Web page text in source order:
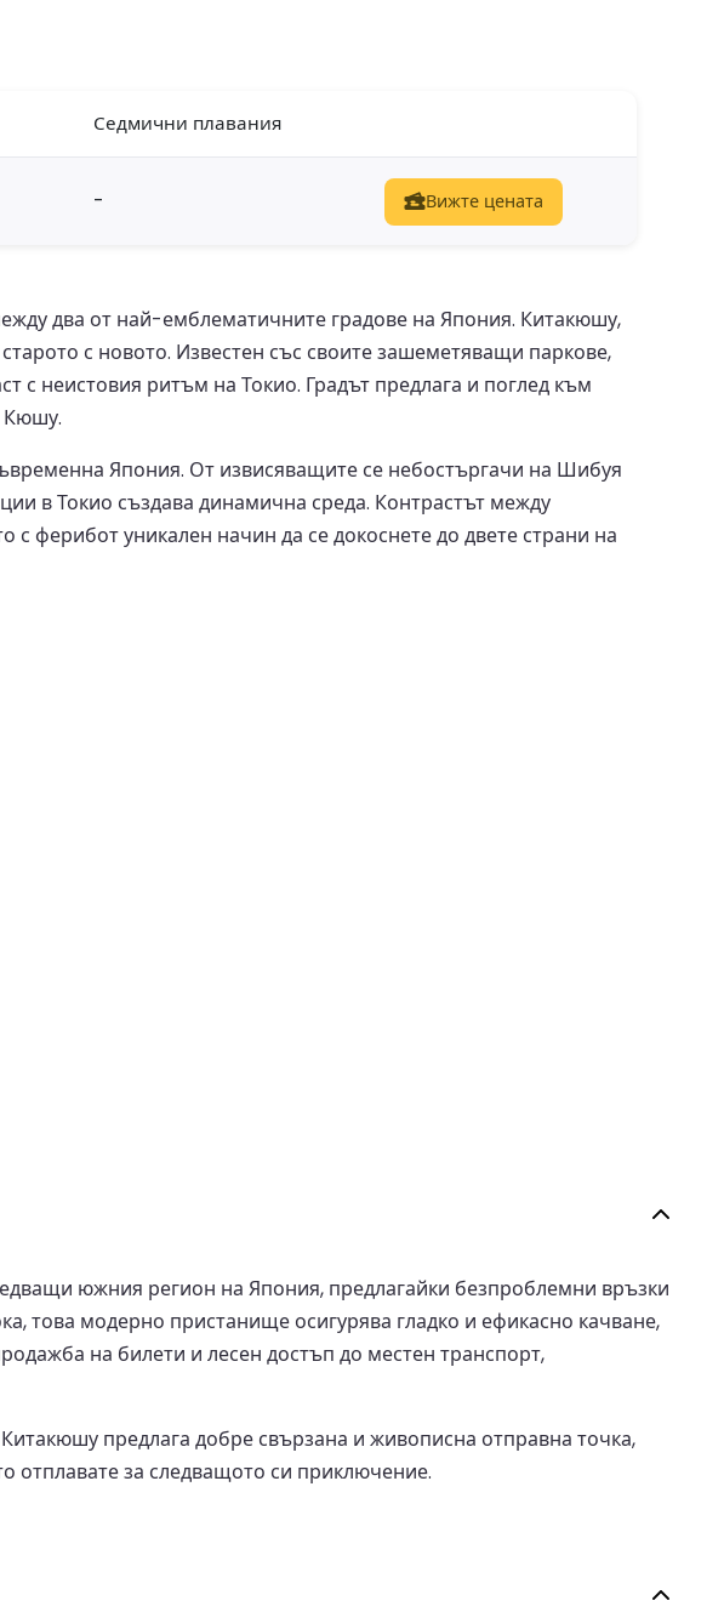
Седмични плавания
- Вижте цената
два от най-емблематичните градове на Япония. Китакюшу,
с новото. Известен със своите зашеметяващи паркове,
с неистовия ритъм на Токио. Градът предлага и поглед към
Кюшу.
Япония. От извисяващите се небостъргачи на Шибуя
в Токио създава динамична среда. Контрастът между
ферибот уникален начин да се докоснете до двете страни на
южния регион на Япония, предлагайки безпроблемни връзки
това модерно пристанище осигурява гладко и ефикасно качване,
на билети и лесен достъп до местен транспорт,
предлага добре свързана и живописна отправна точка,
отплавате за следващото си приключение.